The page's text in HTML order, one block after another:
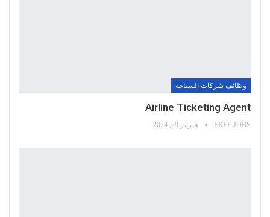
وظائف شركات السياحة
Airline Ticketing Agent
FREE JOBS فبراير 29, 2024